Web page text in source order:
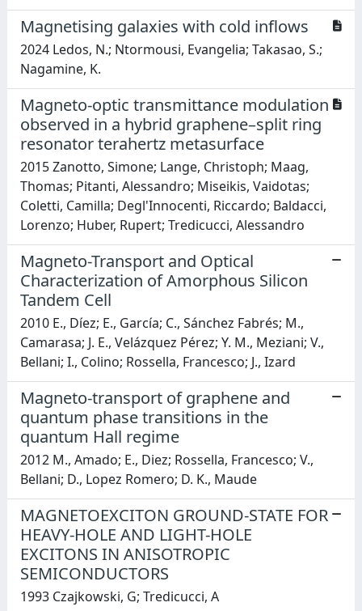
Magnetising galaxies with cold inflows
2024 Ledos, N.; Ntormousi, Evangelia; Takasao, S.;
Nagamine, K.
Magneto-optic transmittance modulation
observed in a hybrid graphene–split ring
resonator terahertz metasurface
2015 Zanotto, Simone; Lange, Christoph; Maag,
Thomas; Pitanti, Alessandro; Miseikis, Vaidotas;
Coletti, Camilla; Degl'Innocenti, Riccardo; Baldacci,
Lorenzo; Huber, Rupert; Tredicucci, Alessandro
Magneto-Transport and Optical
Characterization of Amorphous Silicon
Tandem Cell
2010 E., Díez; E., García; C., Sánchez Fabrés; M.,
Camarasa; J. E., Velázquez Pérez; Y. M., Meziani; V.,
Bellani; I., Colino; Rossella, Francesco; J., Izard
Magneto-transport of graphene and
quantum phase transitions in the
quantum Hall regime
2012 M., Amado; E., Diez; Rossella, Francesco; V.,
Bellani; D., Lopez Romero; D. K., Maude
MAGNETOEXCITON GROUND-STATE FOR
HEAVY-HOLE AND LIGHT-HOLE
EXCITONS IN ANISOTROPIC
SEMICONDUCTORS
1993 Czajkowski, G; Tredicucci, A